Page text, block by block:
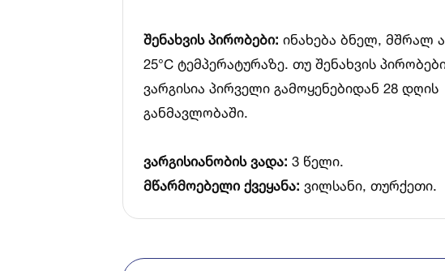
შენახვის პირობები: ინახება ბნელ, მშრალ
25°C ტემპერატურაზე. თუ შენახვის
ვარგისია პირველი გამოყენებიდან 28 დღის
განმავლობაში.
ვარგისიანობის ვადა: 3 წელი.
მწარმოებელი ქვეყანა: ვილსანი, თურქეთი.